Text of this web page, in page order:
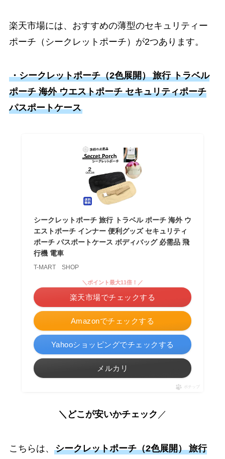
楽天市場には、おすすめの薄型のセキュリティー
ポーチ（シークレットポーチ）が2つあります。
・シークレットポーチ（2色展開） 旅行 トラベル
ポーチ 海外 ウエストポーチ セキュリティポーチ
パスポートケース
シークレットポーチ 旅行 トラベル ポーチ 海外 ウ
エストポーチ インナー 便利グッズ セキュリティ
ポーチ パスポートケース ボディバッグ 必需品 飛
行機 電車
T-MART SHOP
Amazonでチェックする
＼ポイント最大11倍！／
楽天市場でチェックする
Yahooショッピングでチェックする
メルカリ
ポチップ
＼どこが安いかチェック ／
こちらは、 シークレットポーチ（2色展開） 旅行